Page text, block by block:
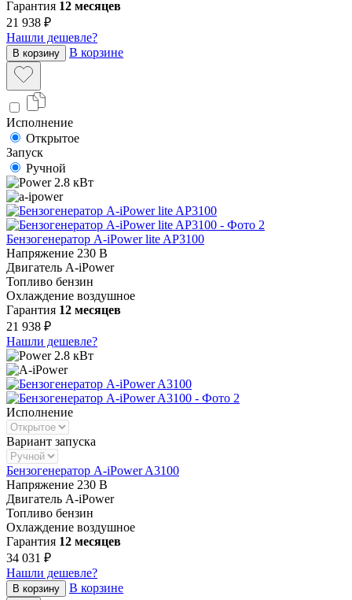
Гарантия 12 месяцев
21 938 ₽
Нашли дешевле?
В корзину В корзине
Исполнение
Открытое
Запуск
Ручной
2.8 кВт
Бензогенератор A-iPower lite AP3100
Напряжение 230 В
Двигатель A-iPower
Топливо бензин
Охлаждение воздушное
Гарантия 12 месяцев
21 938 ₽
Нашли дешевле?
2.8 кВт
Исполнение
Вариант запуска
Бензогенератор A-iPower A3100
Напряжение 230 В
Двигатель A-iPower
Топливо бензин
Охлаждение воздушное
Гарантия 12 месяцев
34 031 ₽
Нашли дешевле?
В корзину В корзине